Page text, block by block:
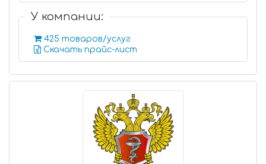
У компании:
425 товаров/услуг
Скачать прайс-лист